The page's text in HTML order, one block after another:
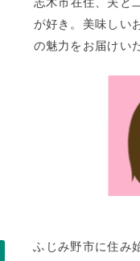
が好き。美味しい
の魅力をお届けい
ふじみ野市に住み